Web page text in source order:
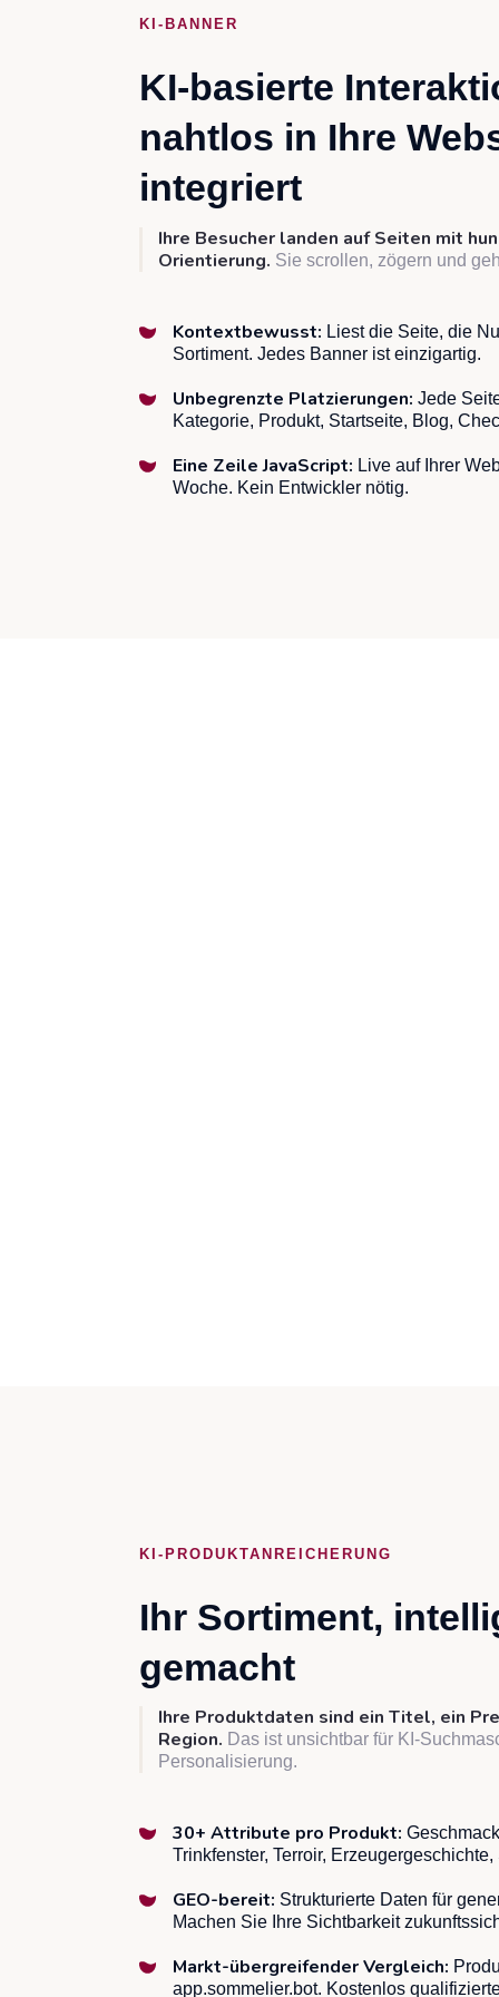
KI-BANNER
KI-basierte
nahtlos in Ihre
integriert
Ihre Besucher landen auf Seiten mit
Orientierung. Sie scrollen, zögern und
Kontextbewusst: Liest die Seite, die
Sortiment. Jedes Banner ist einzigartig.
Unbegrenzte Platzierungen: Jede
Kategorie, Produkt, Startseite, Blog,
Eine Zeile JavaScript: Live auf Ihrer
Woche. Kein Entwickler nötig.
KI-PRODUKTANREICHERUNG
Ihr Sortiment,
gemacht
Ihre Produktdaten sind ein Titel, ein
Region. Das ist unsichtbar für KI-
Personalisierung.
30+ Attribute pro Produkt:
Trinkfenster, Terroir,
GEO-bereit: Strukturierte Daten für
Machen Sie Ihre Sichtbarkeit
Markt-übergreifender Vergleich:
app.sommelier.bot. Kostenlos